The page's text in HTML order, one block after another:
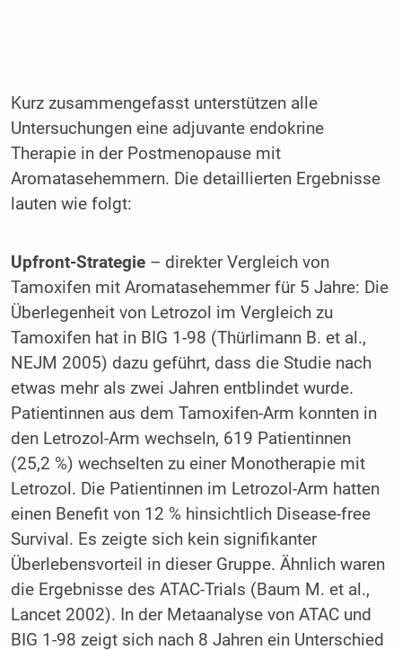
Kurz zusammengefasst unterstützen alle
Untersuchungen eine adjuvante endokrine
Therapie in der Postmenopause mit
Aromatasehemmern. Die detaillierten Ergebnisse
lauten wie folgt:
Upfront-Strategie – direkter Vergleich von
Tamoxifen mit Aromatasehemmer für 5 Jahre: Die
Überlegenheit von Letrozol im Vergleich zu
Tamoxifen hat in BIG 1-98 (Thürlimann B. et al.,
NEJM 2005) dazu geführt, dass die Studie nach
etwas mehr als zwei Jahren entblindet wurde.
Patientinnen aus dem Tamoxifen-Arm konnten in
den Letrozol-Arm wechseln, 619 Patientinnen
(25,2 %) wechselten zu einer Monotherapie mit
Letrozol. Die Patientinnen im Letrozol-Arm hatten
einen Benefit von 12 % hinsichtlich Disease-free
Survival. Es zeigte sich kein signifikanter
Überlebensvorteil in dieser Gruppe. Ähnlich waren
die Ergebnisse des ATAC-Trials (Baum M. et al.,
Lancet 2002). In der Metaanalyse von ATAC und
BIG 1-98 zeigt sich nach 8 Jahren ein Unterschied